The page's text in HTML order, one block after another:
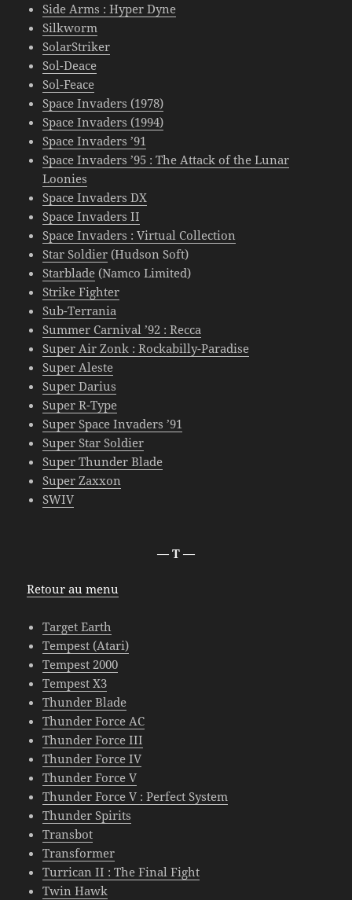
Side Arms : Hyper Dyne
Silkworm
SolarStriker
Sol-Deace
Sol-Feace
Space Invaders (1978)
Space Invaders (1994)
Space Invaders ’91
Space Invaders ’95 : The Attack of the Lunar
Loonies
Space Invaders DX
Space Invaders II
Space Invaders : Virtual Collection
Star Soldier (Hudson Soft)
Starblade (Namco Limited)
Strike Fighter
Sub-Terrania
Summer Carnival ’92 : Recca
Super Air Zonk : Rockabilly-Paradise
Super Aleste
Super Darius
Super R-Type
Super Space Invaders ’91
Super Star Soldier
Super Thunder Blade
Super Zaxxon
SWIV
— T —
Retour au menu
Target Earth
Tempest (Atari)
Tempest 2000
Tempest X3
Thunder Blade
Thunder Force AC
Thunder Force III
Thunder Force IV
Thunder Force V
Thunder Force V : Perfect System
Thunder Spirits
Transbot
Transformer
Turrican II : The Final Fight
Twin Hawk